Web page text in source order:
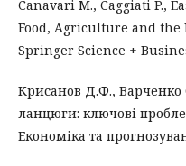
Canavari M., Caggiati P.,
Food, Agriculture and the
Springer Science +
Крисанов Д.Ф., Варченко
ланцюги: ключові
Економіка та